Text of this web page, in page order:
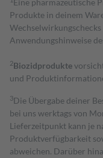
Eine pharmazeutische
Produkte in deinem
Anwendungshinweise
2Biozidprodukte
und
3Die Übergabe deiner
bei uns werktags von
Lieferzeitpunkt kann je
Produktverfügbarkeit
abweichen. Darüber